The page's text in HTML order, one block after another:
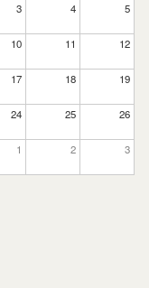
3 4 5
10 11 12
17 18 19
24 25 26
1 2 3